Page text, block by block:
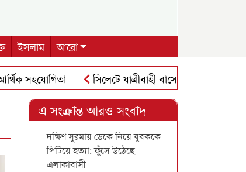
ইসলাম আরো
সহযোগিতা সিলেটে যাত্রীবাহী বাসে মুখোমুখি সংঘর্ষে
এ সংক্রান্ত আরও সংবাদ
দক্ষিণ সুরমায় ডেকে নিয়ে যুবককে
পিটিয়ে হত্যা: ফুঁসে উঠেছে
এলাকাবাসী